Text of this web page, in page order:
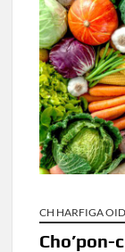
CH HARFIGA